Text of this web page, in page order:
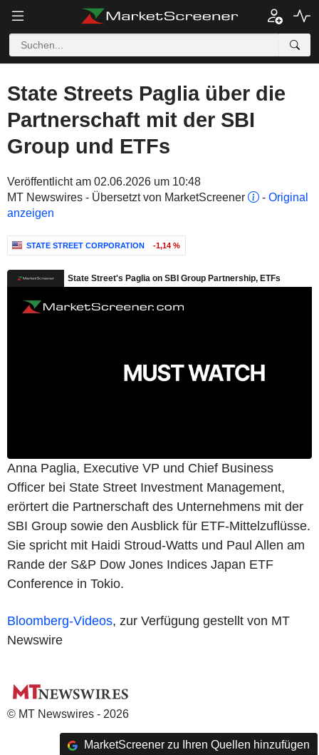
State Streets Paglia über die
Partnerschaft mit der SBI
Group und ETFs
Veröffentlicht am 02.06.2026 um 10:48
MT Newswires - Übersetzt von MarketScreener
- Original
anzeigen
STATE STREET CORPORATION -1,14 %
Anna Paglia, Executive VP und Chief Business
Officer bei State Street Investment Management,
erörtert die Partnerschaft des Unternehmens mit der
SBI Group sowie den Ausblick für ETF-Mittelzuflüsse.
Sie spricht mit Haidi Stroud-Watts und Paul Allen am
Rande der S&P Dow Jones Indices Japan ETF
Conference in Tokio.
Bloomberg-Videos, zur Verfügung gestellt von MT
Newswire
© MT Newswires - 2026
MarketScreener zu Ihren Quellen hinzufügen